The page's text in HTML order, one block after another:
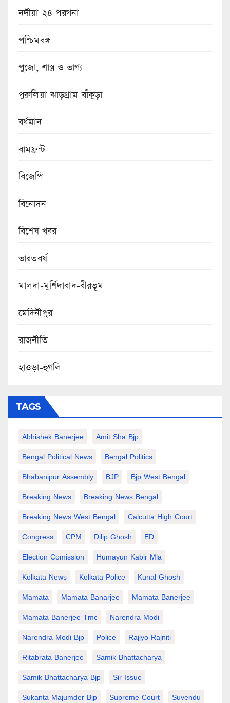
নদীয়া-২৪ পরগনা
পশ্চিমবঙ্গ
পুজো, শাস্ত্র ও ভাগ্য
পুরুলিয়া-ঝাড়গ্রাম-বাঁকুড়া
বর্ধমান
বামফ্রন্ট
বিজেপি
বিনোদন
বিশেষ খবর
ভারতবর্ষ
মালদা-মুর্শিদাবাদ-বীরভূম
মেদিনীপুর
রাজনীতি
হাওড়া-হুগলি
TAGS
Abhishek Banerjee
Amit Sha Bjp
Bengal Political News
Bengal Politics
Bhabanipur Assembly
BJP
Bjp West Bengal
Breaking News
Breaking News Bengal
Breaking News West Bengal
Calcutta High Court
Congress
CPM Dilip Ghosh
ED
Election Comission
Humayun Kabir Mla
Kolkata News
Kolkata Police
Kunal Ghosh
Mamata
Mamata Banarjee
Mamata Banerjee
Mamata Banerjee Tmc
Narendra Modi
Narendra Modi Bjp
Police
Rajjyo Rajniti
Ritabrata Banerjee
Samik Bhattacharya
Samik Bhattacharya Bjp
Sir Issue
Sukanta Majumder Bjp
Supreme Court
Suvendu